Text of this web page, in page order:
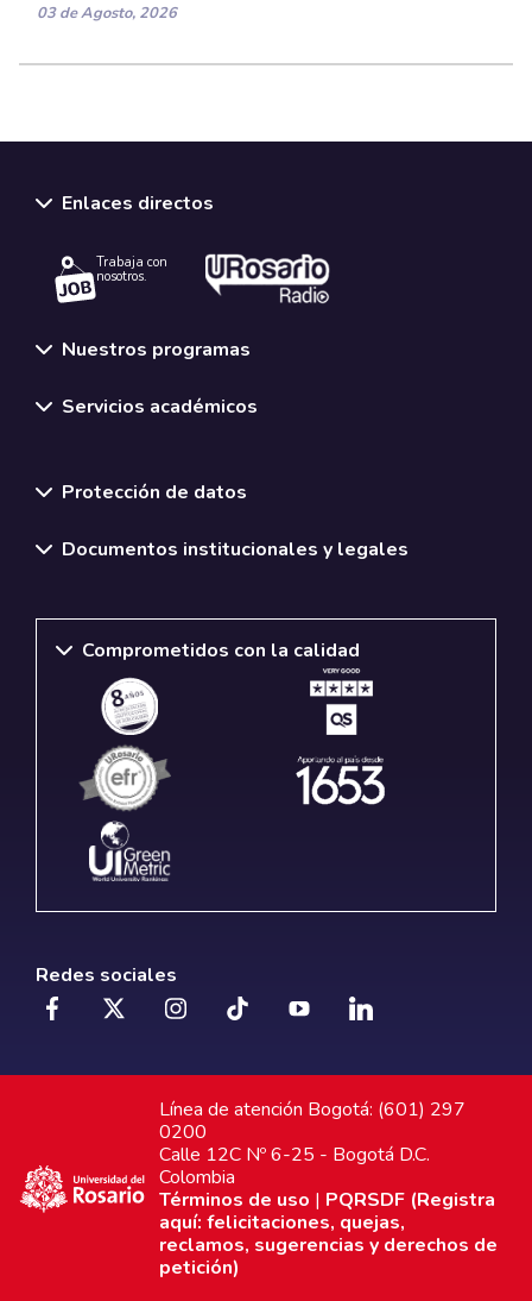
03 de Agosto, 2026
Enlaces directos
Trabaja con
nosotros.
Nuestros programas
Servicios académicos
Protección de datos
Documentos institucionales y legales
Comprometidos con la calidad
Redes sociales
Línea de atención Bogotá: (601) 297
0200
Calle 12C Nº 6-25 - Bogotá D.C.
Colombia
Términos de uso | PQRSDF (Registra
aquí: felicitaciones, quejas,
reclamos, sugerencias y derechos de
petición)